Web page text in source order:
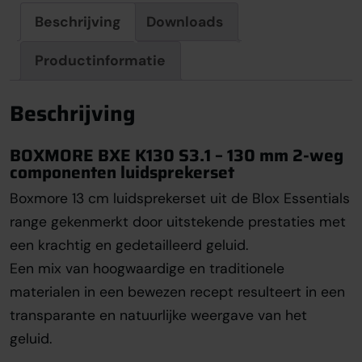
Beschrijving Downloads
Productinformatie
Beschrijving
BOXMORE BXE K130 S3.1 – 130 mm 2-weg
componenten luidsprekerset
Boxmore 13 cm luidsprekerset uit de Blox Essentials
range gekenmerkt door uitstekende prestaties met
een krachtig en gedetailleerd geluid.
Een mix van hoogwaardige en traditionele
materialen in een bewezen recept resulteert in een
transparante en natuurlijke weergave van het
geluid.